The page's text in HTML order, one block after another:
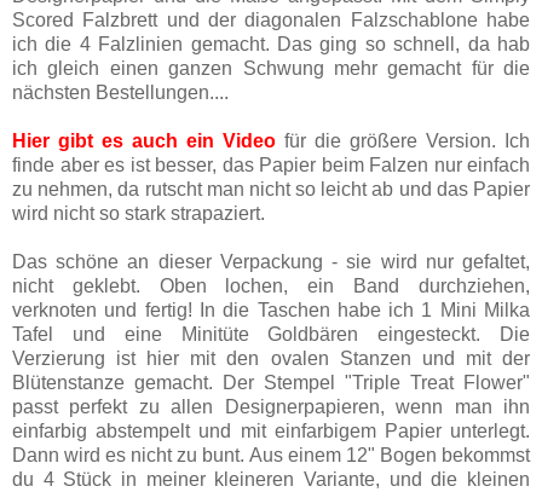
Scored Falzbrett und der diagonalen Falzschablone habe
ich die 4 Falzlinien gemacht. Das ging so schnell, da hab
ich gleich einen ganzen Schwung mehr gemacht für die
nächsten Bestellungen....
Hier gibt es auch ein Video für die größere Version. Ich
finde aber es ist besser, das Papier beim Falzen nur einfach
zu nehmen, da rutscht man nicht so leicht ab und das Papier
wird nicht so stark strapaziert.
Das schöne an dieser Verpackung - sie wird nur gefaltet,
nicht geklebt. Oben lochen, ein Band durchziehen,
verknoten und fertig! In die Taschen habe ich 1 Mini Milka
Tafel und eine Minitüte Goldbären eingesteckt. Die
Verzierung ist hier mit den ovalen Stanzen und mit der
Blütenstanze gemacht. Der Stempel "Triple Treat Flower"
passt perfekt zu allen Designerpapieren, wenn man ihn
einfarbig abstempelt und mit einfarbigem Papier unterlegt.
Dann wird es nicht zu bunt. Aus einem 12" Bogen bekommst
du 4 Stück in meiner kleineren Variante, und die kleinen